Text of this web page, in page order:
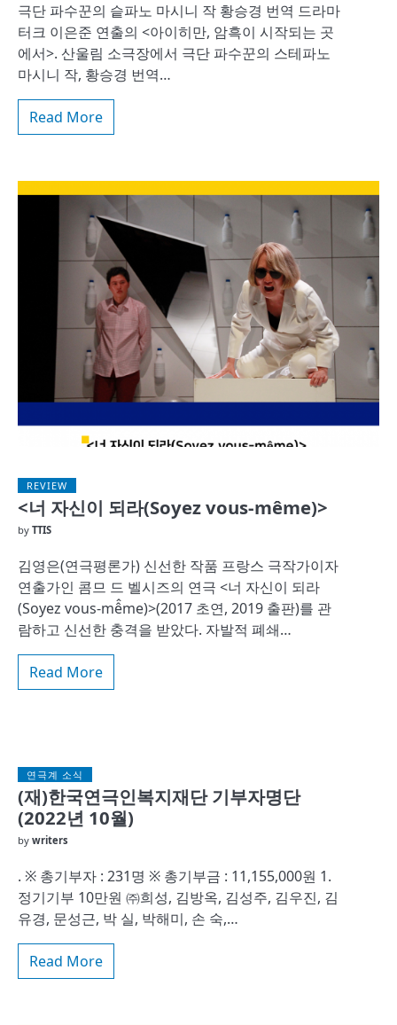
극단 파수꾼의 슽파노 마시니 작 황승경 번역 드라마
터크 이은준 연출의 <아이히만, 암흑이 시작되는 곳
에서>. 산울림 소극장에서 극단 파수꾼의 스테파노
마시니 작, 황승경 번역…
Read More
REVIEW
<너 자신이 되라(Soyez vous-même)>
by TTIS
김영은(연극평론가) 신선한 작품 프랑스 극작가이자
연출가인 콤므 드 벨시즈의 연극 <너 자신이 되라
(Soyez vous-mê̂me)>(2017 초연, 2019 출판)를 관
람하고 신선한 충격을 받았다. 자발적 폐쇄…
Read More
연극계 소식
(재)한국연극인복지재단 기부자명단
(2022년 10월)
by writers
. ※ 총기부자 : 231명 ※ 총기부금 : 11,155,000원 1.
정기기부 10만원 ㈜희성, 김방옥, 김성주, 김우진, 김
유경, 문성근, 박 실, 박해미, 손 숙,…
Read More